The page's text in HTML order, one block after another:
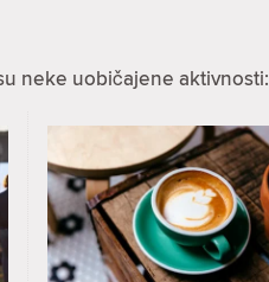
neke uobičajene aktivnosti: